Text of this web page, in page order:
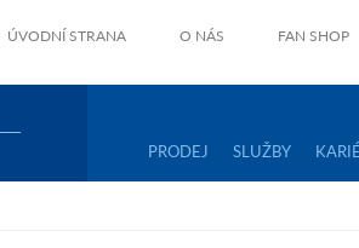
ÚVODNÍ STRANA O NÁS FAN SHOP
PRODEJ SLUŽBY